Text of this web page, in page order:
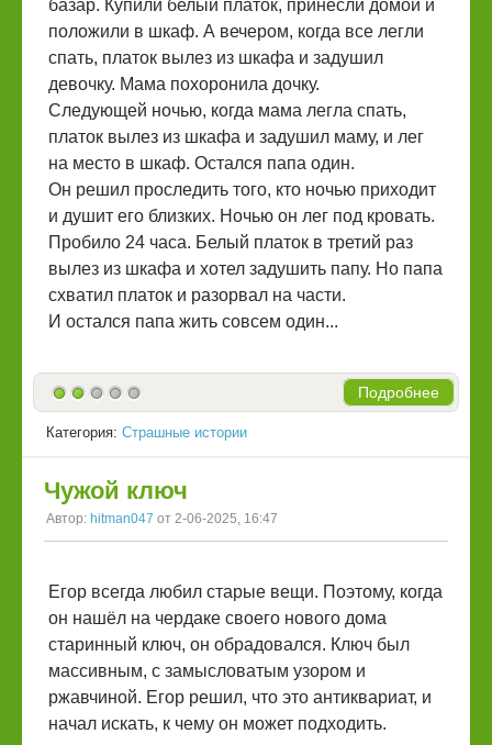
базар. Купили белый платок, принесли домой и
положили в шкаф. А вечером, когда все легли
спать, платок вылез из шкафа и задушил
девочку. Мама похоронила дочку.
Следующей ночью, когда мама легла спать,
платок вылез из шкафа и задушил маму, и лег
на место в шкаф. Остался папа один.
Он решил проследить того, кто ночью приходит
и душит его близких. Ночью он лег под кровать.
Пробило 24 часа. Белый платок в третий раз
вылез из шкафа и хотел задушить папу. Но папа
схватил платок и разорвал на части.
И остался папа жить совсем один...
Подробнее
Категория: Страшные истории
Чужой ключ
Автор: hitman047 от 2-06-2025, 16:47
Егор всегда любил старые вещи. Поэтому, когда
он нашёл на чердаке своего нового дома
старинный ключ, он обрадовался. Ключ был
массивным, с замысловатым узором и
ржавчиной. Егор решил, что это антиквариат, и
начал искать, к чему он может подходить.